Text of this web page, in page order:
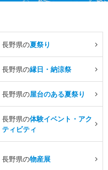
長野県の夏祭り
長野県の縁日・納涼祭
長野県の屋台のある夏祭り
長野県の体験イベント・アク
ティビティ
長野県の物産展